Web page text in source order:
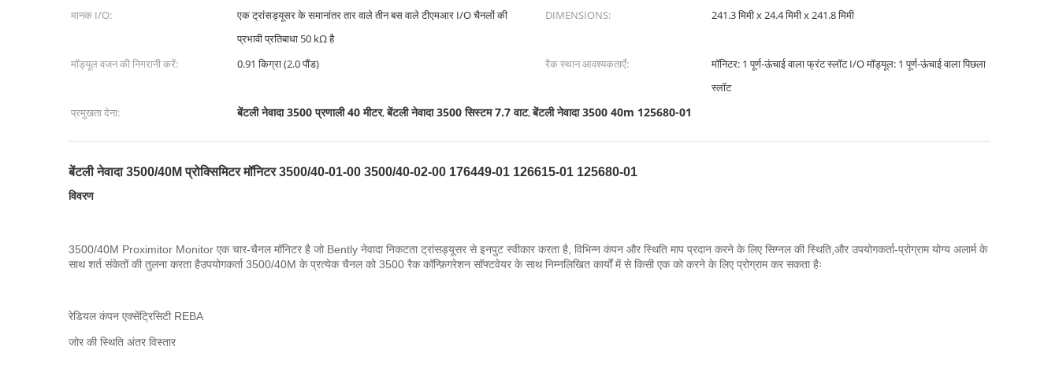
मानक I/O:
एक ट्रांसड्यूसर के समानांतर तार वाले तीन बस वाले टीएमआर I/O चैनलों की
प्रभावी प्रतिबाधा 50 kΩ है
DIMENSIONS: 241.3 मिमी x 24.4 मिमी x 241.8 मिमी
मॉड्यूल वजन की निगरानी करें: 0.91 किग्रा (2.0 पौंड) रैक स्थान आवश्यकताएँ:
मॉनिटर: 1 पूर्ण-ऊंचाई वाला फ्रंट स्लॉट I/O मॉड्यूल: 1 पूर्ण-ऊंचाई वाला पिछला
स्लॉट
प्रमुखता देना:
बेंटली नेवादा 3500 प्रणाली 40 मीटर,बेंटली नेवादा 3500 सिस्टम 7.7 वाट,बेंटली नेवादा 3500 40m 125680-01
बेंटली नेवादा 3500/40M प्रोक्सिमिटर मॉनिटर 3500/40-01-00 3500/40-02-00 176449-01 126615-01 125680-01
विवरण
3500/40M Proximitor Monitor एक चार-चैनल मॉनिटर है जो Bently नेवादा निकटता ट्रांसड्यूसर से इनपुट स्वीकार करता है, विभिन्न कंपन और स्थिति माप प्रदान करने के लिए सिग्नल की स्थिति,और उपयोगकर्ता-प्रोग्राम योग्य अलार्म के
साथ शर्त संकेतों की तुलना करता हैउपयोगकर्ता 3500/40M के प्रत्येक चैनल को 3500 रैक कॉन्फ़िगरेशन सॉफ्टवेयर के साथ निम्नलिखित कार्यों में से किसी एक को करने के लिए प्रोग्राम कर सकता हैः
रेडियल कंपन एक्सेंट्रिसिटी REBA
जोर की स्थिति अंतर विस्तार